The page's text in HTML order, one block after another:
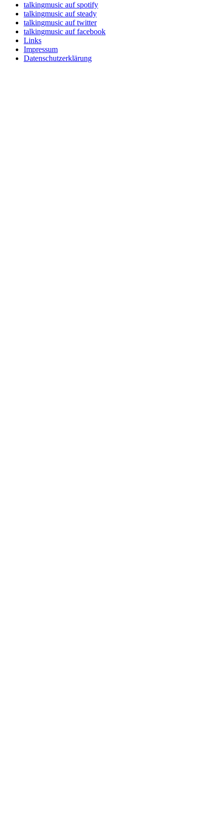
talkingmusic auf spotify
talkingmusic auf steady
talkingmusic auf twitter
talkingmusic auf facebook
Links
Impressum
Datenschutzerklärung